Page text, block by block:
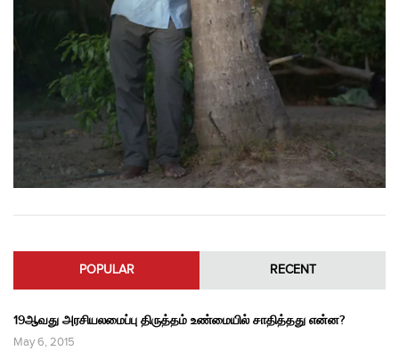
POPULAR RECENT
19ஆவது அரசியலமைப்பு திருத்தம் உண்மையில் சாதித்தது என்ன?
May 6, 2015